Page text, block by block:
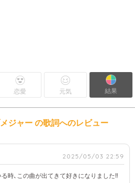
恋愛 元気 結果
ジャー の歌詞へのレビュー
2025/05/03 22:59
る時､この曲が出てきて好きになりました‼︎